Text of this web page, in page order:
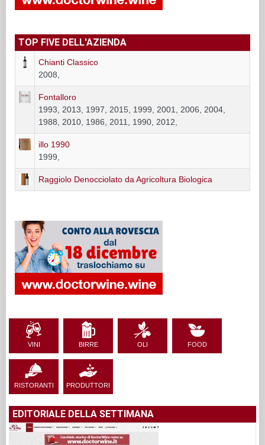
TOP FIVE DELL'AZIENDA
Chianti Classico
2008,
Fontalloro
1993, 2013, 1997, 2015, 1999, 2001, 2006, 2004,
1988, 2010, 1986, 2011, 1990, 2012,
illo 1990
1999,
Raggiolo Denocciolato da Agricoltura Biologica
VINI BIRRE OLI FOOD
RISTORANTI PRODUTTORI
EDITORIALE DELLA SETTIMANA